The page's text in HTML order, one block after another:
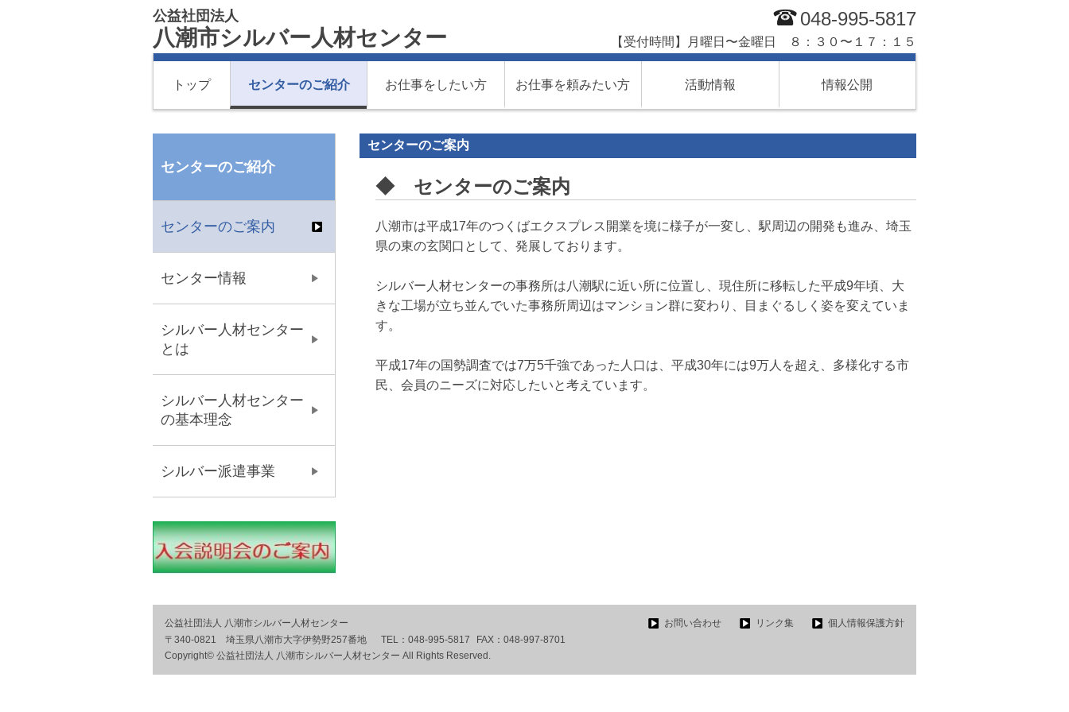
公益社団法人
八潮市シルバー人材センター
048-995-5817
【受付時間】月曜日〜金曜日 ８：３０〜１７：１５
トップ センターのご紹介 お仕事をしたい方 お仕事を頼みたい方 活動情報 情報公開
センターのご案内
◆ センターのご案内
八潮市は平成17年のつくばエクスプレス開業を境に様子が一変し、駅周辺の開発も進み、埼玉
県の東の玄関口として、発展しております。
シルバー人材センターの事務所は八潮駅に近い所に位置し、現住所に移転した平成9年頃、大
きな工場が立ち並んでいた事務所周辺はマンション群に変わり、目まぐるしく姿を変えていま
す。
平成17年の国勢調査では7万5千強であった人口は、平成30年には9万人を超え、多様化する市
民、会員のニーズに対応したいと考えています。
センターのご紹介
センターのご案内
センター情報
シルバー人材センター
とは
シルバー人材センター
の基本理念
シルバー派遣事業
公益社団法人 八潮市シルバー人材センター
〒340-0821 埼玉県八潮市大字伊勢野257番地
TEL： 048-995-5817 FAX： 048-997-8701
Copyright© 公益社団法人 八潮市シルバー人材センター All Rights Reserved.
お問い合わせ リンク集 個人情報保護方針